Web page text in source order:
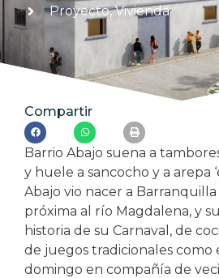
Proyecto,Vivienda
Compartir
Barrio Abajo suena a
y huele a sancocho y a arepa
Abajo vio nacer a
próxima al río Magdalena, y
historia de su Carnaval, de
de juegos tradicionales como
domingo en compañía de